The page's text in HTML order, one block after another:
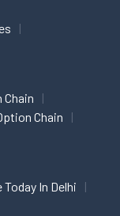
Chain
Today In Delhi